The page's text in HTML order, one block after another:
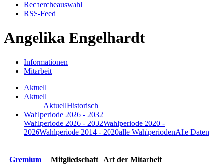
Rechercheauswahl
RSS-Feed
Angelika Engelhardt
Informationen
Mitarbeit
Aktuell
Aktuell
AktuellHistorisch
Wahlperiode 2026 - 2032
Wahlperiode 2026 - 2032Wahlperiode 2020 -
2026Wahlperiode 2014 - 2020alle WahlperiodenAlle Daten
Gremium Mitgliedschaft
Art der Mitarbeit